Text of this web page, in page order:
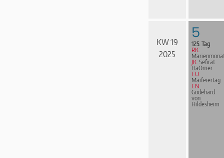
KW 19
2025
5
125. Tag
RK:
JK: Sefirat
HaOmer
EU:
Maifeiertag
EN:
Godehard
von
Hildesheim